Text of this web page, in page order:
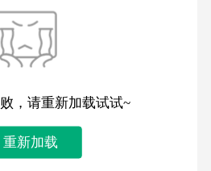
，请重新加载试试~
重新加载